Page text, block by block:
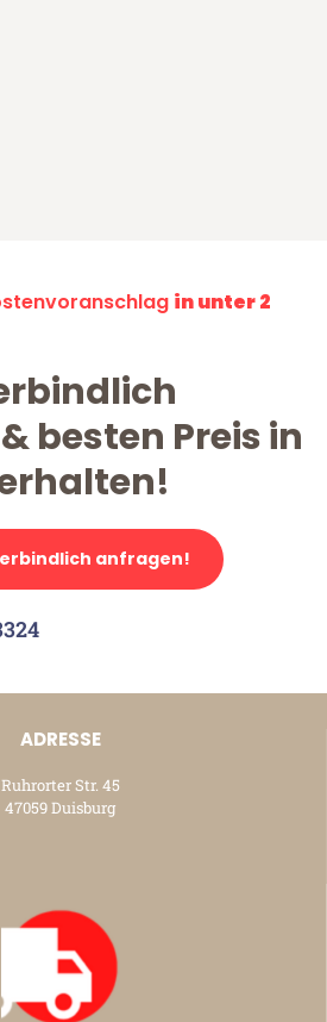
in unter 2
besten Preis in
anfragen!
ADRESSE
Ruhrorter Str. 45
47059 Duisburg